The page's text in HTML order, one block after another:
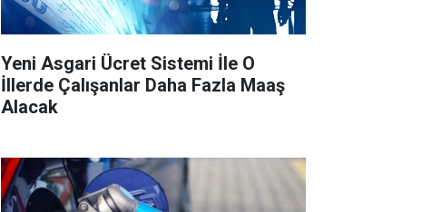
Yeni Asgari Ücret Sistemi İle O
İllerde Çalışanlar Daha Fazla Maaş
Alacak